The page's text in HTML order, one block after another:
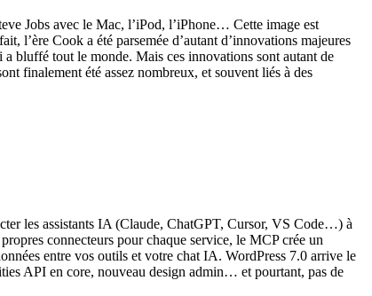
Jobs avec le Mac, l’iPod, l’iPhone… Cette image est
l’ère Cook a été parsemée d’autant d’innovations majeures
bluffé tout le monde. Mais ces innovations sont autant de
finalement été assez nombreux, et souvent liés à des
les assistants IA (Claude, ChatGPT, Cursor, VS Code…) à
connecteurs pour chaque service, le MCP crée un
entre vos outils et votre chat IA. WordPress 7.0 arrive le
API en core, nouveau design admin… et pourtant, pas de